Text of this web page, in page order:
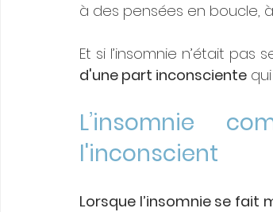
à des pensées en boucle,
Et si l’insomnie n’était
d'une part inconsciente
L’insomnie
l'inconscient
Lorsque l’insomnie se fait